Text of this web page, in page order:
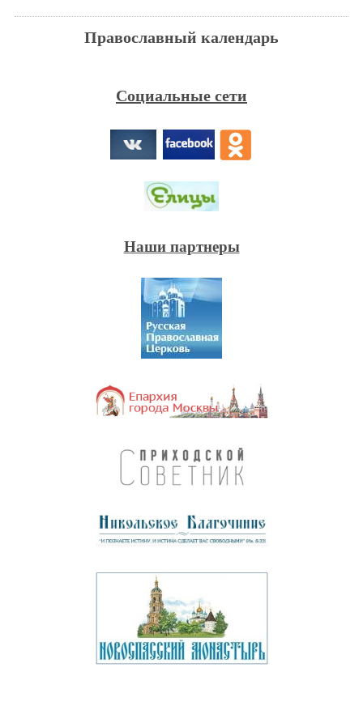
Православный календарь
Социальные сети
Наши партнеры